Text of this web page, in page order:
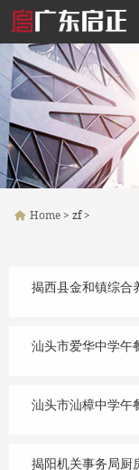
Home
About us
zf
Purchase
Policy
Contact us
Home> zf >
汕头市爱华中学午
汕头市汕樟中学午
揭阳机关事务局厨